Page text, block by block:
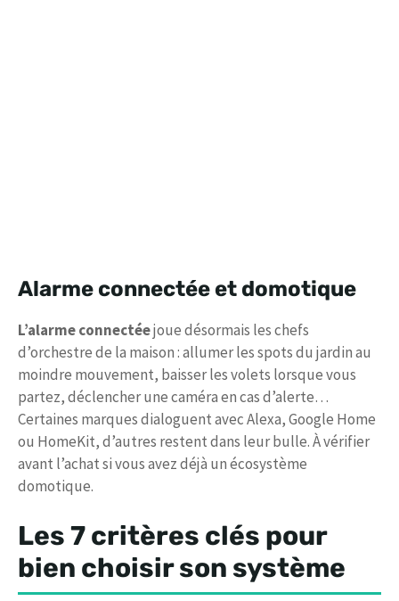
Alarme connectée et domotique
L’alarme connectéejoue désormais les chefs
d’orchestre de la maison : allumer les spots du jardin au
moindre mouvement, baisser les volets lorsque vous
partez, déclencher une caméra en cas d’alerte…
Certaines marques dialoguent avec Alexa, Google Home
ou HomeKit, d’autres restent dans leur bulle. À vérifier
avant l’achat si vous avez déjà un écosystème
domotique.
Les 7 critères clés pour
bien choisir son système